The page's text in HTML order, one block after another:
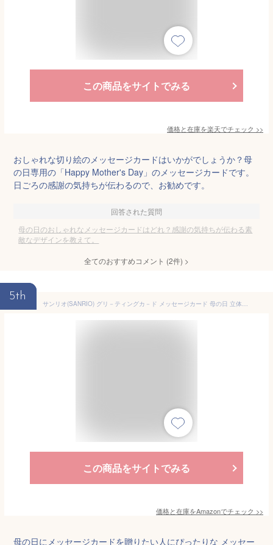
この商品をサイトでみる
価格と在庫を楽天でチェック >>
おしゃれな切り絵のメッセージカードはいかがでしょうか？母
の日専用の「Happy Mother's Day」のメッセージカードです。
日ごろの感謝の気持ちが伝わるので、お勧めです。
回答された質問
母の日のおしゃれなメッセージカードはどれ？感謝の気持ちが伝わる素
敵なデザインを教えて。
全てのおすすめコメント (2件) >
5th
サンリオ(SANRIO) グリ－ティングカ－ド メッセージカード 母の日 立体 縦長花かご JMD 18-5 614025
この商品をサイトでみる
価格と在庫をAmazonでチェック >>
母の日にメッセージカードを贈りたい人にぴったりな メッセー